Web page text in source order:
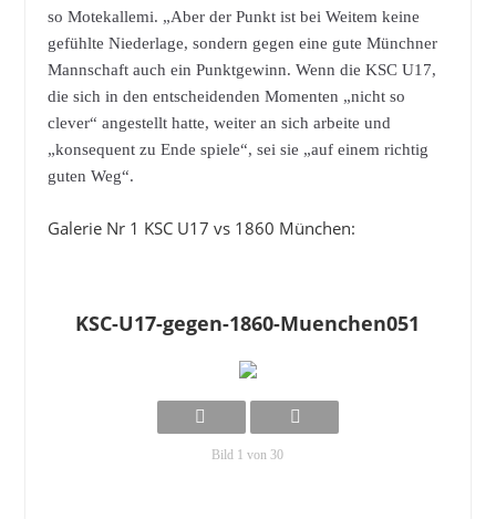
so Motekallemi. „Aber der Punkt ist bei Weitem keine
gefühlte Niederlage, sondern gegen eine gute Münchner
Mannschaft auch ein Punktgewinn. Wenn die KSC U17,
die sich in den entscheidenden Momenten „nicht so
clever“ angestellt hatte, weiter an sich arbeite und
„konsequent zu Ende spiele“, sei sie „auf einem richtig
guten Weg“.
Galerie Nr 1 KSC U17 vs 1860 München:
KSC-U17-gegen-1860-Muenchen051
Bild 1 von 30